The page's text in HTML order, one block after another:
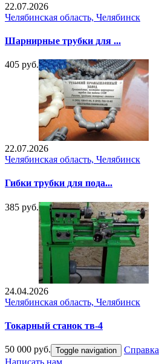
22.07.2026
Челябинская область, Челябинск
Шарнирные трубки для ...
405 руб.
22.07.2026
Челябинская область, Челябинск
Гибки трубки для пода...
385 руб.
24.04.2026
Челябинская область, Челябинск
Токарный станок тв-4
50 000 руб. Toggle navigation
Справка